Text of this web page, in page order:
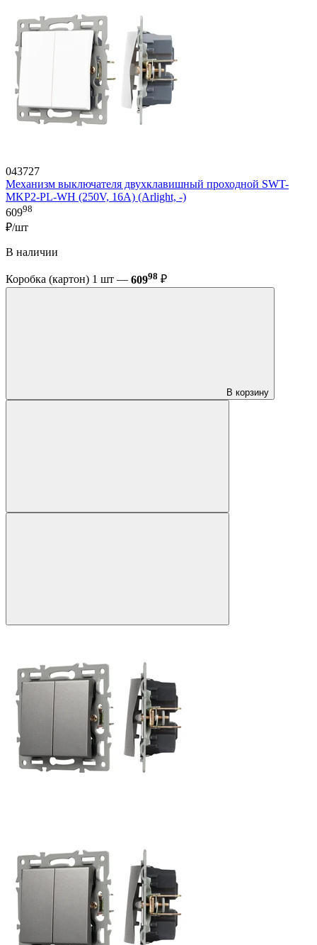
043727
Механизм выключателя двухклавишный проходной SWT-
MKP2-PL-WH (250V, 16A) (Arlight, -)
60998
₽/шт
В наличии
Коробка (картон) 1 шт — 60998 ₽
В корзину